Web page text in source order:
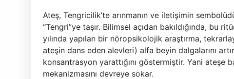
Ateş, Tengricilik’te arınmanın ve iletişimin
“Tengri”ye taşır. Bilimsel açıdan bakıldığında,
yılında yapılan bir nöropsikolojik araştırma,
ateşin dans eden alevleri) alfa beyin dalgalarını
konsantrasyon yarattığını göstermiştir. Yani ateşe
mekanizmasını devreye sokar.